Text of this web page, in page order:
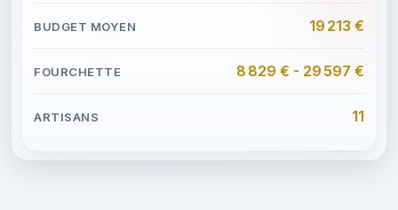
19 213 €
8 829 € - 29 597 €
11